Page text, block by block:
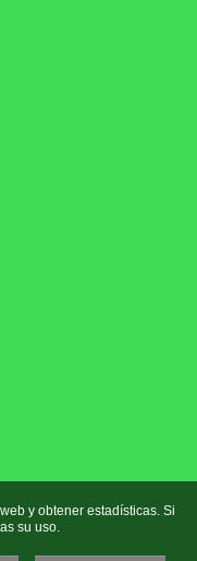
y obtener estadísticas. Si
su uso.